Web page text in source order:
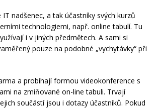
nadšenec, a tak účastníky svých kurzů
technologiemi, např. online tabulí. Tu
i v jiných předmětech. A sami si
pouze na podobné „vychytávky“ při
a probíhají formou videokonference s
na zmiňované on-line tabuli. Trvají
součástí jsou i dotazy účastníků. Pokud